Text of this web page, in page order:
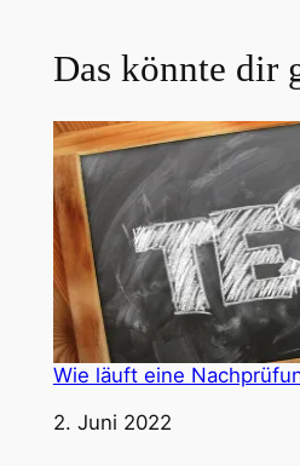
Das könnte dir
Wie läuft eine
Datum
2. Juni 2022